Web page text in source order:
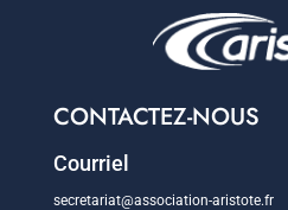
CONTACTEZ-NOUS
Courriel
secretariat@association-aristote.fr